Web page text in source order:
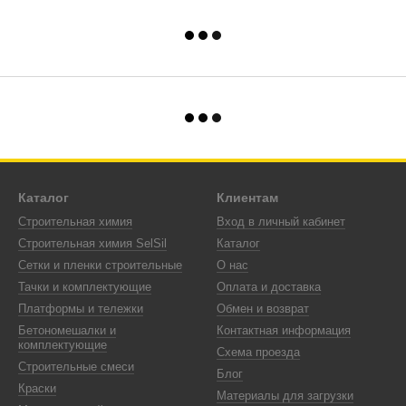
Каталог
Строительная химия
Строительная химия SelSil
Сетки и пленки строительные
Тачки и комплектующие
Платформы и тележки
Бетономешалки и
комплектующие
Строительные смеси
Краски
Клиентам
Вход в личный кабинет
Каталог
О нас
Оплата и доставка
Обмен и возврат
Контактная информация
Схема проезда
Блог
Материалы для загрузки